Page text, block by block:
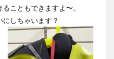
こともできますよ〜。
しちゃいます？